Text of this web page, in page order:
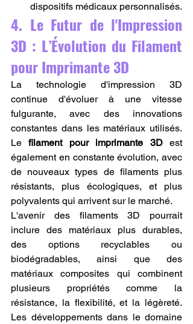
dispositifs médicaux personnalisés.
4. Le Futur de l'Impression
3D : L’Évolution du Filament
pour Imprimante 3D
La technologie d'impression 3D
continue d'évoluer à une vitesse
fulgurante, avec des innovations
constantes dans les matériaux utilisés.
Le filament pour imprimante 3D est
également en constante évolution, avec
de nouveaux types de filaments plus
résistants, plus écologiques, et plus
polyvalents qui arrivent sur le marché.
L'avenir des filaments 3D pourrait
inclure des matériaux plus durables,
des options recyclables ou
biodégradables, ainsi que des
matériaux composites qui combinent
plusieurs propriétés comme la
résistance, la flexibilité, et la légèreté.
Les développements dans le domaine